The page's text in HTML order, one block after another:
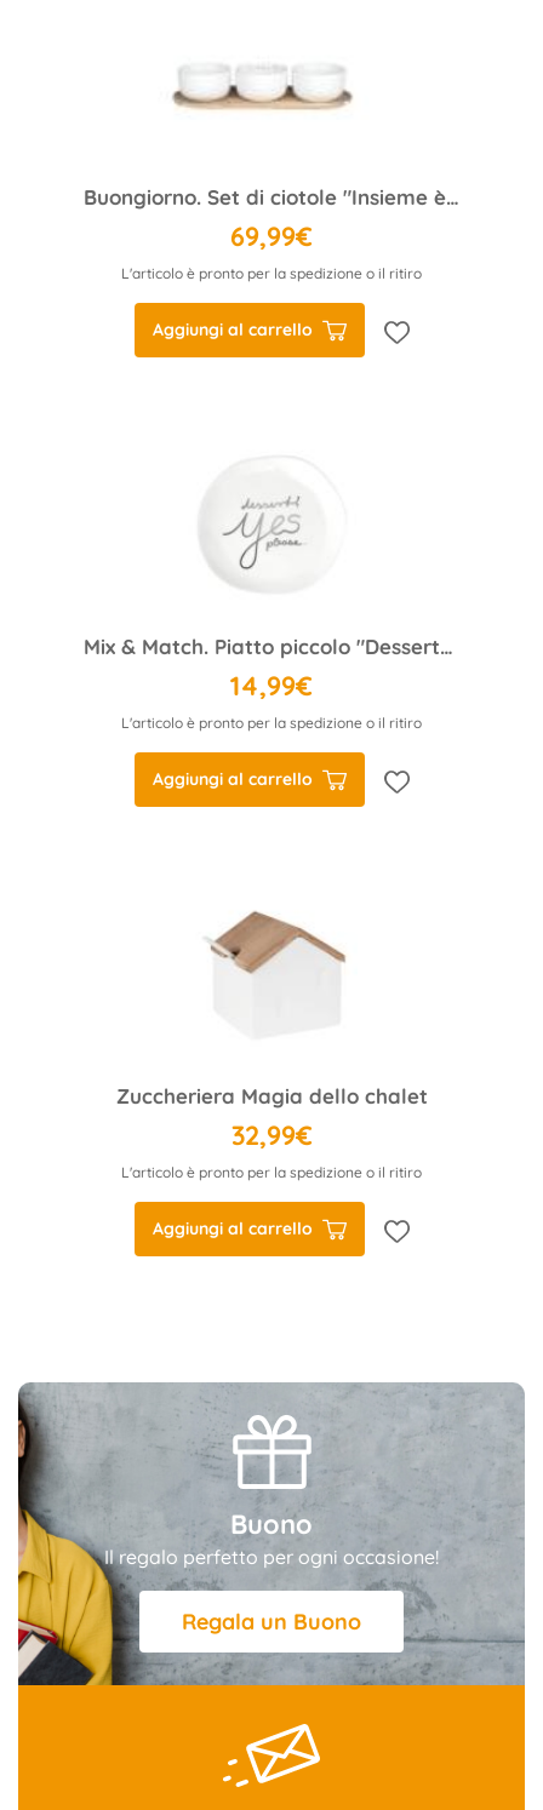
Buongiorno. Set di ciotole "Insieme è più buono"
69,99€
L'articolo è pronto per la spedizione o il ritiro
Aggiungi al carrello
Mix & Match. Piatto piccolo "Dessert? Yes, please"
14,99€
L'articolo è pronto per la spedizione o il ritiro
Aggiungi al carrello
Zuccheriera Magia dello chalet
32,99€
L'articolo è pronto per la spedizione o il ritiro
Aggiungi al carrello
Buono
Il regalo perfetto per ogni occasione!
Regala un Buono